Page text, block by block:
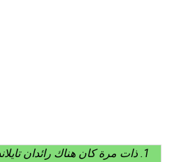
1. ذات مرة كان هناك رائدان